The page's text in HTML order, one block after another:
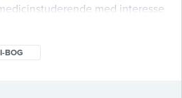
med interesse
og organisering til
I-BOG